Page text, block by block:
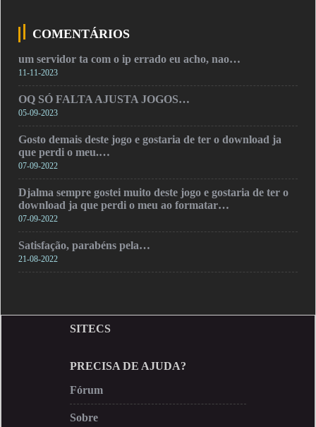
COMENTÁRIOS
um servidor ta com o ip errado eu acho, nao…
11-11-2023
OQ SÓ FALTA AJUSTA JOGOS…
05-09-2023
Gosto demais deste jogo e gostaria de ter o download ja
que perdi o meu.…
07-09-2022
Djalma sempre gostei muito deste jogo e gostaria de ter o
download ja que perdi o meu ao formatar…
07-09-2022
Satisfação, parabéns pela…
21-08-2022
SITECS
PRECISA DE AJUDA?
Fórum
Sobre